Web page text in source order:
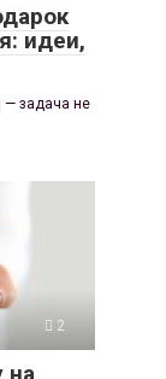
идеи,
— задача не
2
на